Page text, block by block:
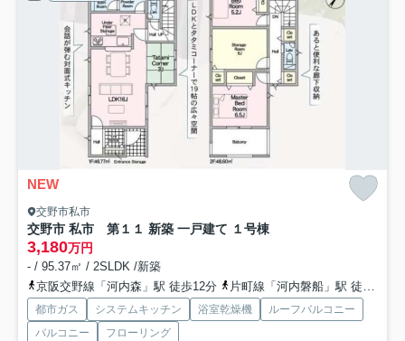
NEW
交野市私市
交野市 私市 第１１ 新築 一戸建て １号棟
3,180万円
- / 95.37㎡ / 2SLDK /新築
京阪交野線「河内森」駅 徒歩12分
片町線「河内磐船」駅 徒歩16分
都市ガス システムキッチン 浴室乾燥機
ルーフバルコニー
バルコニー
フローリング